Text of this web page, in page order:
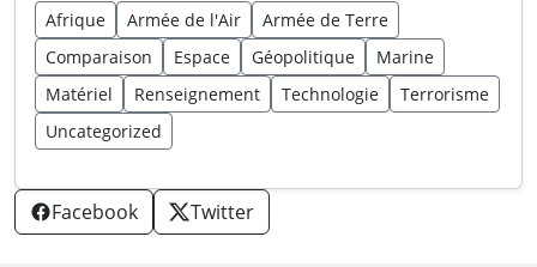
Afrique Armée de l'Air
Armée de Terre
Comparaison
Espace Géopolitique
Marine
Matériel
Renseignement Technologie
Terrorisme
Uncategorized
Facebook Twitter